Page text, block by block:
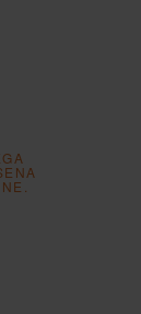
Lietuvių
한국어